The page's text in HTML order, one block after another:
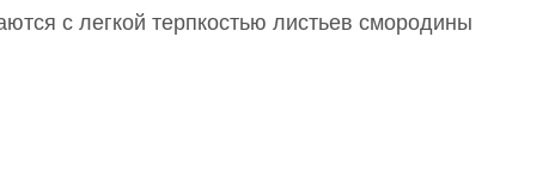
с легкой терпкостью листьев смородины